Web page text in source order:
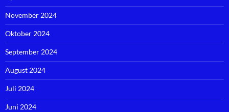
November 2024
Oktober 2024
September 2024
August 2024
Juli 2024
Juni 2024